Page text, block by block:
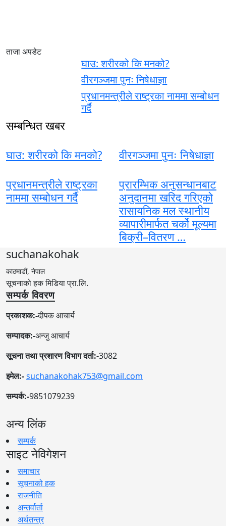
ताजा अपडेट
घाउ: शरीरको कि मनको?
वीरगञ्जमा पुनः निषेधाज्ञा
प्रधानमन्त्रीले राष्ट्रका नाममा सम्बोधन
गर्दै
सम्बन्धित खबर
घाउ: शरीरको कि मनको?
वीरगञ्जमा पुनः निषेधाज्ञा
प्रधानमन्त्रीले राष्ट्रका
नाममा सम्बोधन गर्दै
प्रारम्भिक अनुसन्धानबाट
अनुदानमा खरिद गरिएको
रासायनिक मल स्थानीय
व्यापारीमार्फत चर्को मूल्यमा
बिक्री–वितरण …
suchanakohak
काठमाडौं, नेपाल
सूचनाको हक मिडिया प्रा.लि.
सम्पर्क विवरण
प्रकाशक:-दीपक आचार्य
सम्पादक:-अन्जु आचार्य
सूचना तथा प्रशारण विभाग दर्ता:-3082
इमेल:-suchanakohak753@gmail.com
सम्पर्क:-9851079239
अन्य लिंक
सम्पर्क
साइट नेविगेशन
समाचार
सूचनाको हक
राजनीति
अन्तर्वार्ता
अर्थतन्त्र